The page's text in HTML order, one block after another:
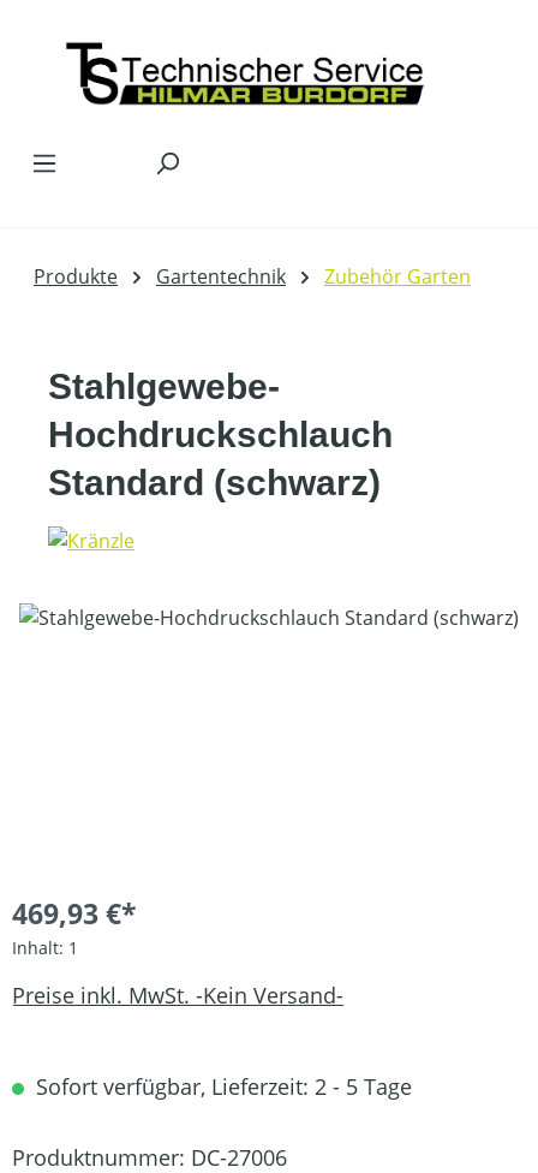
Produkte Gartentechnik Zubehör Garten
Stahlgewebe-
Hochdruckschlauch
Standard (schwarz)
Bildergalerie überspringen
469,93 €*
Inhalt: 1
Preise inkl. MwSt. -Kein Versand-
Sofort verfügbar, Lieferzeit: 2 - 5 Tage
Produktnummer: DC-27006